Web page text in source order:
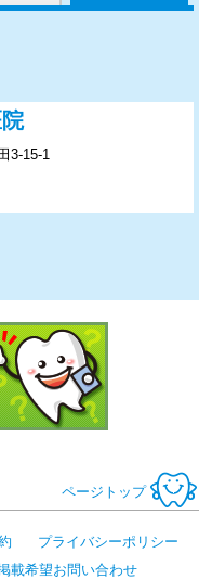
3-15-1
ページトップ
プライバシーポリシー
載希望お問い合わせ